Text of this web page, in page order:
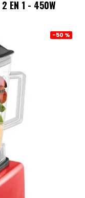
2 EN 1 - 450W
-50 %